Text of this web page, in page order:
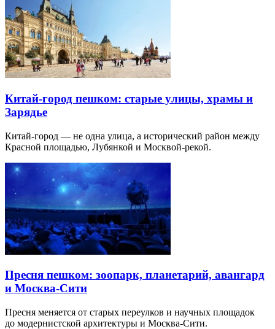
Китай-город пешком: старые улицы, храмы и
Зарядье
Китай-город — не одна улица, а исторический район между
Красной площадью, Лубянкой и Москвой-рекой.
Пресня пешком: зоопарк, планетарий, авангард
и Москва-Сити
Пресня меняется от старых переулков и научных площадок
до модернистской архитектуры и Москва-Сити.